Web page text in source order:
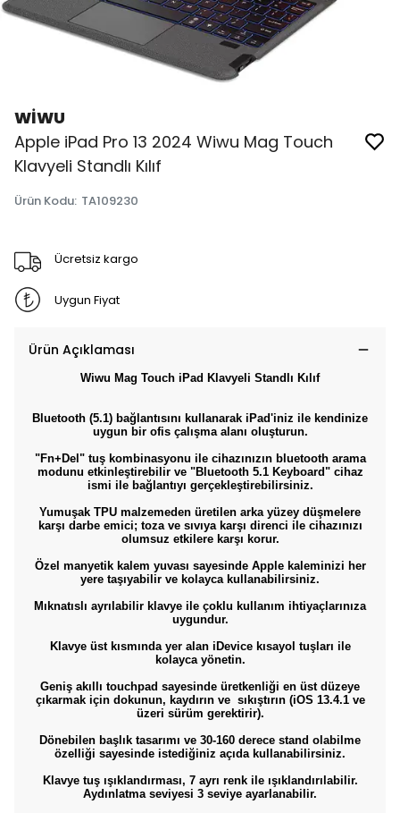
WİWU
Apple iPad Pro 13 2024 Wiwu Mag Touch
Klavyeli Standlı Kılıf
Ürün Kodu: TA109230
Ücretsiz kargo
Uygun Fiyat
Ürün Açıklaması
Wiwu Mag Touch iPad Klavyeli Standlı Kılıf
Bluetooth (5.1) bağlantısını kullanarak iPad'iniz ile kendinize
uygun bir ofis çalışma alanı oluşturun.
"Fn+Del" tuş kombinasyonu ile cihazınızın bluetooth arama
modunu etkinleştirebilir ve "Bluetooth 5.1 Keyboard" cihaz
ismi ile bağlantıyı gerçekleştirebilirsiniz.
Yumuşak TPU malzemeden üretilen arka yüzey düşmelere
karşı darbe emici; toza ve sıvıya karşı direnci ile cihazınızı
olumsuz etkilere karşı korur.
Özel manyetik kalem yuvası sayesinde Apple kaleminizi her
yere taşıyabilir ve kolayca kullanabilirsiniz.
Mıknatıslı ayrılabilir klavye ile çoklu kullanım ihtiyaçlarınıza
uygundur.
Klavye üst kısmında yer alan iDevice kısayol tuşları ile
kolayca yönetin.
Geniş akıllı touchpad sayesinde üretkenliği en üst düzeye
çıkarmak için dokunun, kaydırın ve sıkıştırın (iOS 13.4.1 ve
üzeri sürüm gerektirir).
Dönebilen başlık tasarımı ve 30-160 derece stand olabilme
özelliği sayesinde istediğiniz açıda kullanabilirsiniz.
Klavye tuş ışıklandırması, 7 ayrı renk ile ışıklandırılabilir.
Aydınlatma seviyesi 3 seviye ayarlanabilir.